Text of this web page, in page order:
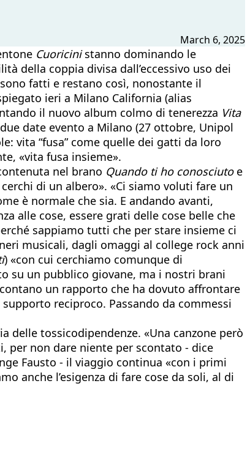
March 6, 2025
Cuoricinistanno dominando le
della coppia divisa dall’eccessivo uso dei
fatti e restano così, nonostante il
ieri a Milano California (alias
il nuovo album colmo di tenerezza Vita
date evento a Milano (27 ottobre, Unipol
vita “fusa” come quelle dei gatti da loro
«vita fusa insieme».
nel brano Quando ti ho conosciutoe
di un albero». «Ci siamo voluti fare un
è normale che sia. E andando avanti,
alle cose, essere grati delle cose belle che
sappiamo tutti che per stare insieme ci
musicali, dagli omaggi al college rock anni
) «con cui cerchiamo comunque di
su un pubblico giovane, ma i nostri brani
un rapporto che ha dovuto affrontare
reciproco. Passando da commessi
delle tossicodipendenze. «Una canzone però
per non dare niente per scontato - dice
Fausto - il viaggio continua «con i primi
anche l’esigenza di fare cose da soli, al di